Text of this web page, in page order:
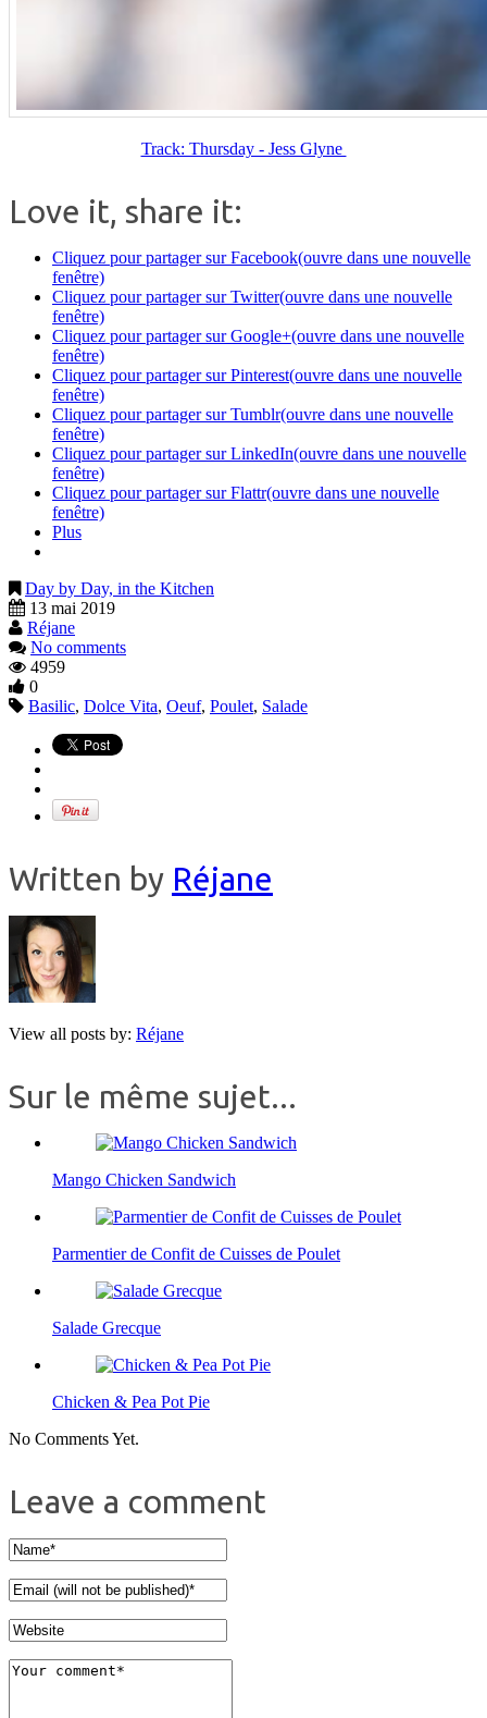
Track: Thursday - Jess Glyne
Love it, share it:
Cliquez pour partager sur Facebook(ouvre dans une nouvelle
fenêtre)
Cliquez pour partager sur Twitter(ouvre dans une nouvelle
fenêtre)
Cliquez pour partager sur Google+(ouvre dans une nouvelle
fenêtre)
Cliquez pour partager sur Pinterest(ouvre dans une nouvelle
fenêtre)
Cliquez pour partager sur Tumblr(ouvre dans une nouvelle
fenêtre)
Cliquez pour partager sur LinkedIn(ouvre dans une nouvelle
fenêtre)
Cliquez pour partager sur Flattr(ouvre dans une nouvelle
fenêtre)
Plus
Day by Day, in the Kitchen
13 mai 2019
Réjane
No comments
4959
0
Basilic, Dolce Vita, Oeuf, Poulet, Salade
Written by Réjane
View all posts by: Réjane
Sur le même sujet...
Mango Chicken Sandwich
Parmentier de Confit de Cuisses de Poulet
Salade Grecque
Chicken & Pea Pot Pie
No Comments Yet.
Leave a comment